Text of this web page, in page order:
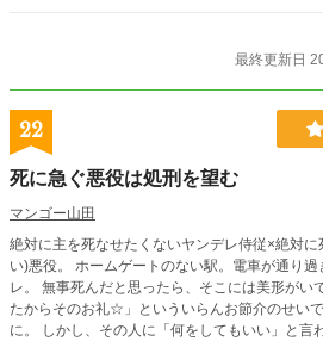
最終更新日
22
死に急ぐ悪役は処刑を望む
マンゴー山田
絶対に主を死なせたくないヤンデレ侍従×絶対
い)悪役。 ホームゲートのない駅。電車が通り過ぎるのを見て『魔が差した』オ
レ。 無事死んだと思ったら、そこには美形がい
たからそのお礼☆」といういらんお節介のせい
に。 しかし、その人に「何をしてもいい」と言